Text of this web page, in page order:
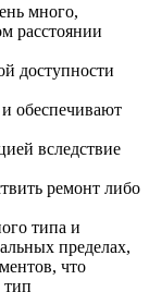
много,
расстоянии
доступности
обеспечивают
вследствие
ремонт либо
типа и
пределах,
что
тип